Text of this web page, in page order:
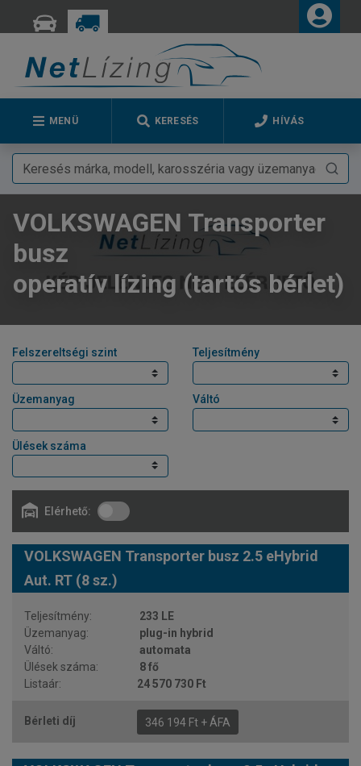
MENÜ KERESÉS HÍVÁS
VOLKSWAGEN Transporter
busz
operatív lízing (tartós bérlet)
Felszereltségi szint Teljesítmény
Üzemanyag Váltó
Ülések száma
Elérhető:
VOLKSWAGEN Transporter busz 2.5 eHybrid
Aut. RT (8 sz.)
233 LE
plug-in hybrid
automata
8 fő
24 570 730 Ft
346 194 Ft + ÁFA